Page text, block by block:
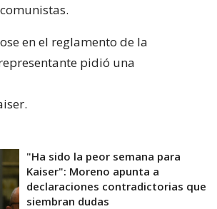
en el reglamento de la
pidió una
"Ha sido la peor semana para
Kaiser": Moreno apunta a
declaraciones contradictorias que
siembran dudas